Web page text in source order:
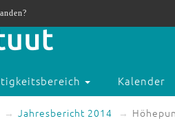
Kalender
Jahresbericht 2014